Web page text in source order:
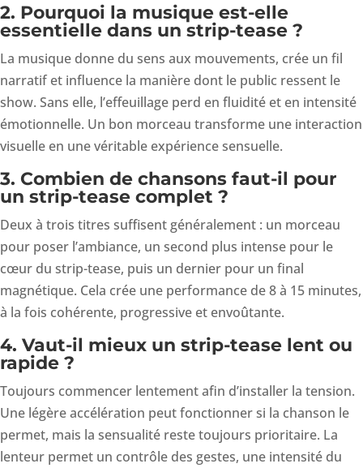
2. Pourquoi la musique est-elle
essentielle dans un strip-tease ?
La musique donne du sens aux mouvements, crée un fil
narratif et influence la manière dont le public ressent le
show. Sans elle, l’effeuillage perd en fluidité et en intensité
émotionnelle. Un bon morceau transforme une interaction
visuelle en une véritable expérience sensuelle.
3. Combien de chansons faut-il pour
un strip-tease complet ?
Deux à trois titres suffisent généralement : un morceau
pour poser l’ambiance, un second plus intense pour le
cœur du strip-tease, puis un dernier pour un final
magnétique. Cela crée une performance de 8 à 15 minutes,
à la fois cohérente, progressive et envoûtante.
4. Vaut-il mieux un strip-tease lent ou
rapide ?
Toujours commencer lentement afin d’installer la tension.
Une légère accélération peut fonctionner si la chanson le
permet, mais la sensualité reste toujours prioritaire. La
lenteur permet un contrôle des gestes, une intensité du